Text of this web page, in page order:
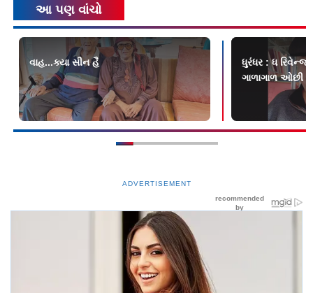
આ પણ વાંચો
વાહ...ક્યા સીન હૈ
ધુરંધર : ધ
ગાળાગાળ ઓછી
ADVERTISEMENT